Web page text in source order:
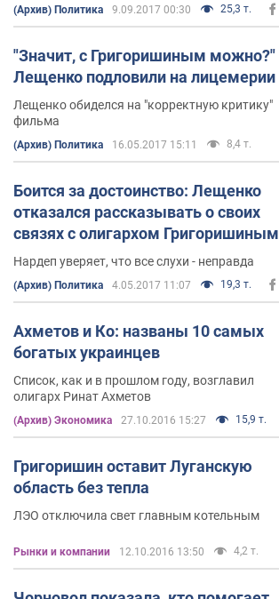
(Архив) Политика 9.09.2017 00:30 25,3 т.
"Значит, с Григоришиным можно?"
Лещенко подловили на лицемерии
Лещенко обиделся на "корректную критику"
фильма
(Архив) Политика 16.05.2017 15:11 8,4 т.
Боится за достоинство: Лещенко
отказался рассказывать о своих
связях с олигархом Григоришиным
Нардеп уверяет, что все слухи - неправда
(Архив) Политика 4.05.2017 11:07 19,3 т.
Ахметов и Ко: названы 10 самых
богатых украинцев
Список, как и в прошлом году, возглавил
олигарх Ринат Ахметов
(Архив) Экономика 27.10.2016 15:27 15,9 т.
Григоришин оставит Луганскую
область без тепла
ЛЭО отключила свет главным котельным
Рынки и компании 12.10.2016 13:50 4,2 т.